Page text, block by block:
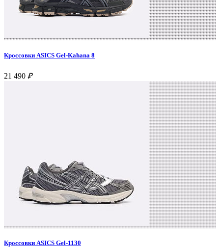
Кроссовки ASICS Gel-Kahana 8
21 490 ₽
Кроссовки ASICS Gel-1130